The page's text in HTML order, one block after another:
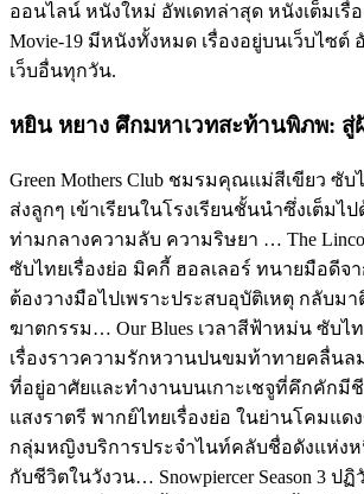
ออนไลน์ หนังใหม่ อัพเดทล่าสุด หนังเต็มเรื่
Movie-19 มีหนังทั้งหมด เรื่องอยู่บนเว็บไซต์
เว็บอื่นทุกวัน.
หยิน หยาง ศึกมหาเวทสะท้านพิภพ: สู่
Green Mothers Club ชมรมคุณแม่สีเขียว ซับ
ส่งลูกๆ เข้าเรียนในโรงเรียนชั้นนำซึ่งเต็มไ
ท่ามกลางความลับ ความริษยา … The
ซับไทยเรื่องย่อ มิคกี้ ฮอลเลอร์ ทนายมือดีจ
ต้องวางมือไปเพราะประสบอุบัติเหตุ กลับม
ฆาตกรรม… Our Blues เวลาสีฟ้าหม่น ซับไ
เรื่องราวความรักหวานปนขมท้าทายคลื่น
ที่อยู่อาศัยและทำงานบนเกาะเชจูที่คึกคักมีชี
แสงราตรี พากย์ไทยเรื่องย่อ ในย่านโคมแด
กลุ่มหญิงบริการประจำไนท์คลับชื่อดังแห่ง
กับชีวิตในวังวน… Snowpiercer Season 3 ป